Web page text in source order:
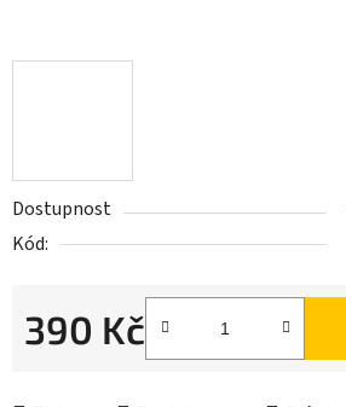
Dostupnost
Kód:
390 Kč